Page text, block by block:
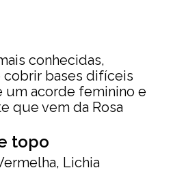
conhecidas,
bases difíceis
um acorde feminino e
que vem da Rosa
topo
Lichia